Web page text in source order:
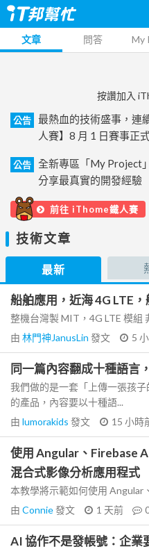
文章 問答 My
按讚加入
公告
最熱血的技術盛事，連
人賽】8 月 1 日賽事正
公告
全新專區「My Project
分享最真實的開發經驗
前往 iThome鐵人賽
技術文章
最新
船舶應用，近海 4G LTE
整機台灣製 MIT，4G LTE 模組
由 林門神JanusLin 發文 5
同一篇內容翻成十種語言
我們做的是一套「上傳一張孩子
的產品，內容要以十種語...
由 lumorakids 發文 15 小時
使用 Angular、Firebase
混合式影像分析應用程式
本教學將示範如何使用 Angular
由 Connie發文 1 天前
AI 協作不是發帳號：企業